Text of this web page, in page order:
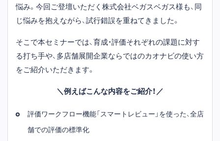
悩み。今回ご登壇いただく株式会社ベガスベガス様も、同
じ悩みを抱えながら、試行錯誤を重ねてきました。
そこで本セミナーでは、育成・評価それぞれの課題に対す
る打ち手や、多店舗展開企業ならではのカオナビの使い方
をご紹介いただきます。
＼例えばこんな内容をご紹介！／
評価ワークフロー機能「スマートレビュー」を使った、全店
舗での評価の標準化